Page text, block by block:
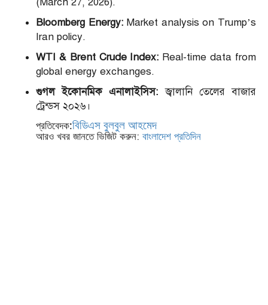
Bloomberg Energy:Market analysis on Trump’s
Iran policy.
WTI & Brent Crude Index: Real-time data from
global energy exchanges.
গুগল ইকোনমিক এনালাইসিস: জ্বালানি তেলের বাজার
ট্রেন্ডস ২০২৬।
প্রতিবেদক:বিডিএস বুলবুল আহমেদ
আরও খবর জানতে ভিজিট করুন: বাংলাদেশ প্রতিদিন